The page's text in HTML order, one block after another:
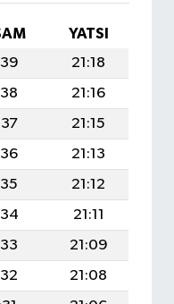
YATSI
21:18
21:16
21:15
21:13
21:12
21:11
21:09
21:08